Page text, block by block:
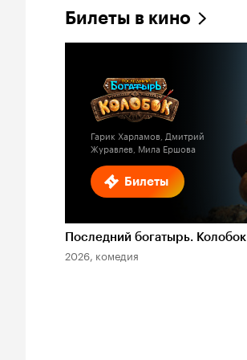
Билеты в кино
Билеты
Гарик Харламов, Дмитрий
Журавлев, Мила Ершова
Последний богатырь. Колобок
2026, комедия